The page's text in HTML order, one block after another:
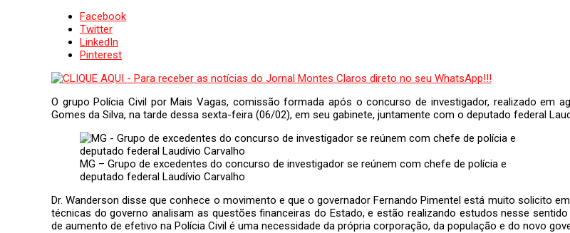
Facebook
Twitter
LinkedIn
Pinterest
O grupo Polícia Civil por Mais Vagas, comissão formada após o concurso de investigador, realizado em
Gomes da Silva, na tarde dessa sexta-feira (06/02), em seu gabinete, juntamente com o deputado federal
MG – Grupo de excedentes do concurso de investigador se reúnem com chefe de polícia e
deputado federal Laudívio Carvalho
Dr. Wanderson disse que conhece o movimento e que o governador Fernando Pimentel está muito solicito
técnicas do governo analisam as questões financeiras do Estado, e estão realizando estudos nesse
de aumento de efetivo na Polícia Civil é uma necessidade da própria corporação, da população e do novo